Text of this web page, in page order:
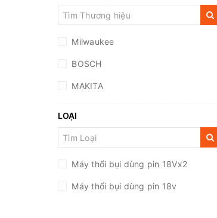
Giá trên 20.000.000đ
Milwaukee
BOSCH
MAKITA
LOẠI
Máy thổi bụi dùng pin 18Vx2
Máy thổi bụi dùng pin 18v